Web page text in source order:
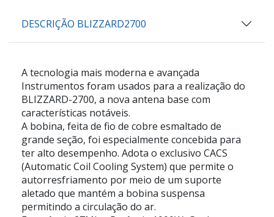
DESCRIÇÃO BLIZZARD2700
A tecnologia mais moderna e avançada
Instrumentos foram usados para a realização do
BLIZZARD-2700, a nova antena base com
características notáveis.
A bobina, feita de fio de cobre esmaltado de
grande seção, foi especialmente concebida para
ter alto desempenho. Adota o exclusivo CACS
(Automatic Coil Cooling System) que permite o
autorresfriamento por meio de um suporte
aletado que mantém a bobina suspensa
permitindo a circulação do ar.